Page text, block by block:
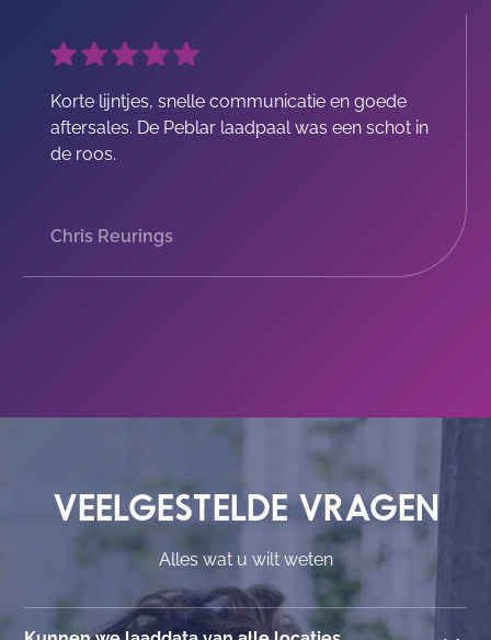
Korte lijntjes, snelle communicatie en goede
aftersales. De Peblar laadpaal was een schot in
de roos.
Chris Reurings
VEELGESTELDE VRAGEN
Alles wat u wilt weten